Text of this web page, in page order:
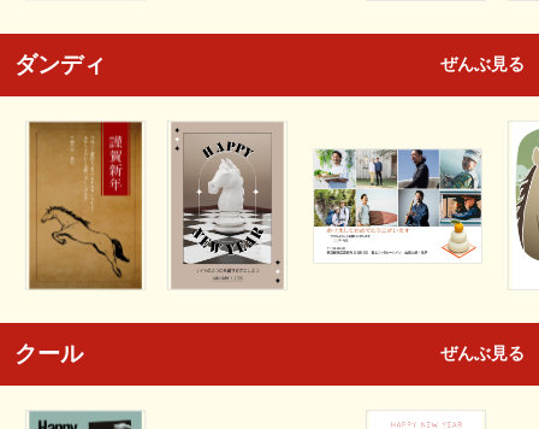
ダンディ ぜんぶ見る
クール ぜんぶ見る